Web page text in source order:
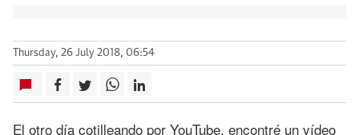
Thursday, 26 July 2018, 06:54
El otro día cotilleando por YouTube, encontré un vídeo